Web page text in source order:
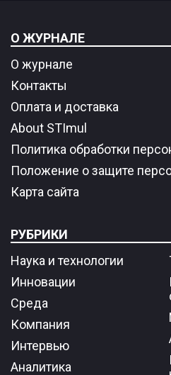
О ЖУРНАЛЕ
О журнале
Контакты
Оплата и доставка
About STImul
Политика обработки
Положение о защите
Карта сайта
РУБРИКИ
Наука и технологии
Инновации
Среда
Компания
Интервью
Аналитика